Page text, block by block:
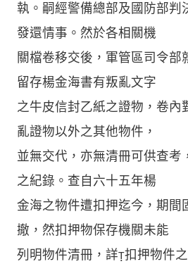
執。嗣經警備總部及國防部判
發還情事。然於各相關機
關檔卷移交後，軍管區司令部
留存楊金海書有叛亂文字
之牛皮信封乙紙之證物，卷內
亂證物以外之其他物件，
並無交代，亦無清冊可供查考
之紀錄。查自六十五年楊
金海之物件遭扣押迄今，期間
撤，然扣押物保存機關未能
列明物件清冊，詳扣押物件